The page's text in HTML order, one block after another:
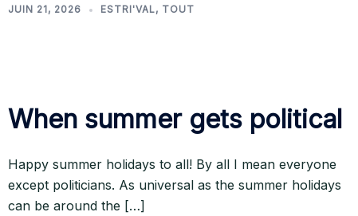
JUIN 21, 2026 ESTRI'VAL, TOUT
When summer gets political
Happy summer holidays to all! By all I mean everyone
except politicians. As universal as the summer holidays
can be around the […]